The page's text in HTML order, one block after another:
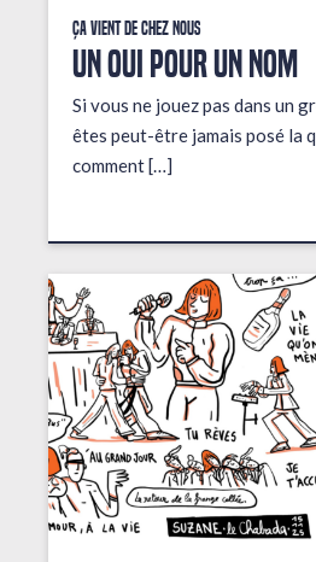
Ça vient de chez nous
UN OUI POUR UN NOM
Si vous ne jouez pas dans un
êtes peut-être jamais posé la
comment […]